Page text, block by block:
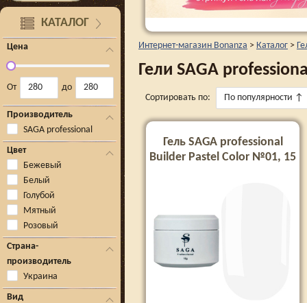
КАТАЛОГ
Цена
От до
Производитель
SAGA professional
Цвет
Бежевый
Белый
Голубой
Мятный
Розовый
Страна-
производитель
Украина
Вид
Интернет-магазин Bonanza > Каталог >
Гели SAGA
Сортировать по: По популярности ↑
Гель SAGA professional
Builder Pastel Color №01, 15